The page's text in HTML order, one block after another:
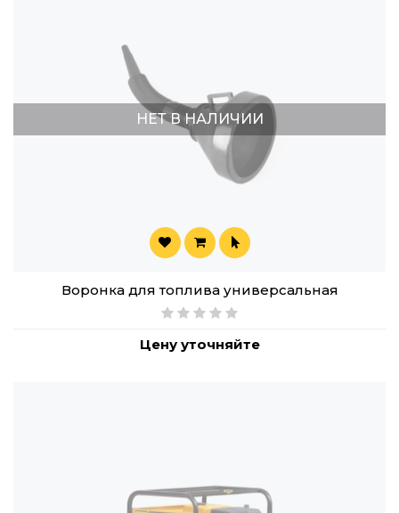
НЕТ В НАЛИЧИИ
Воронка для топлива универсальная
Цену уточняйте